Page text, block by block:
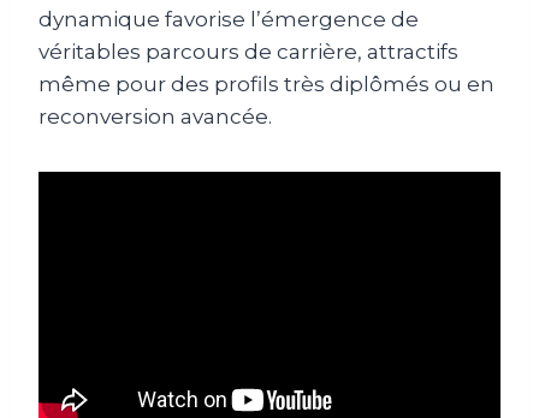
dynamique favorise l’émergence de
véritables parcours de carrière, attractifs
même pour des profils très diplômés ou en
reconversion avancée.